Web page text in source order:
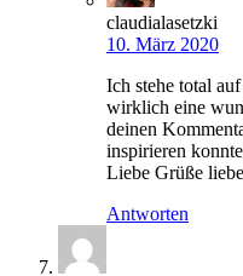
claudialasetzki
10. März 2020
Ich stehe total
wirklich eine
deinen
inspirieren
Liebe Grüße
Antworten